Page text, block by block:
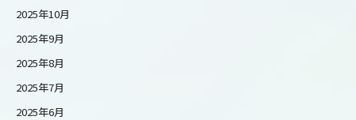
2025年10月
2025年9月
2025年8月
2025年7月
2025年6月